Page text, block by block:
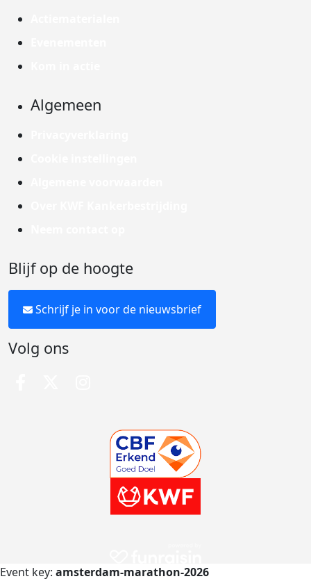
Algemeen
Blijf op de hoogte
Schrijf je in voor de nieuwsbrief
Volg ons
Event key: amsterdam-marathon-2026